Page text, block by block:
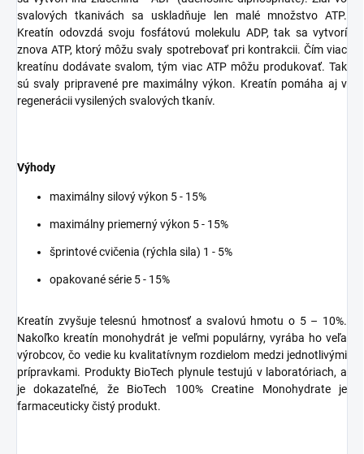
svalových tkanivách sa uskladňuje len malé množstvo ATP.
Kreatín odovzdá svoju fosfátovú molekulu ADP, tak sa vytvorí
znova ATP, ktorý môžu svaly spotrebovať pri kontrakcii. Čím viac
kreatínu dodávate svalom, tým viac ATP môžu produkovať. Tak
sú svaly pripravené pre maximálny výkon. Kreatín pomáha aj v
regenerácii vysilených svalových tkanív.
Výhody
maximálny silový výkon 5 - 15%
maximálny priemerný výkon 5 - 15%
šprintové cvičenia (rýchla sila) 1 - 5%
opakované série 5 - 15%
Kreatín zvyšuje telesnú hmotnosť a svalovú hmotu o 5 – 10%.
Nakoľko kreatín monohydrát je veľmi populárny, vyrába ho veľa
výrobcov, čo vedie ku kvalitatívnym rozdielom medzi jednotlivými
prípravkami. Produkty BioTech plynule testujú v laboratóriach, a
je dokazateľné, že BioTech 100% Creatine Monohydrate je
farmaceuticky čistý produkt.